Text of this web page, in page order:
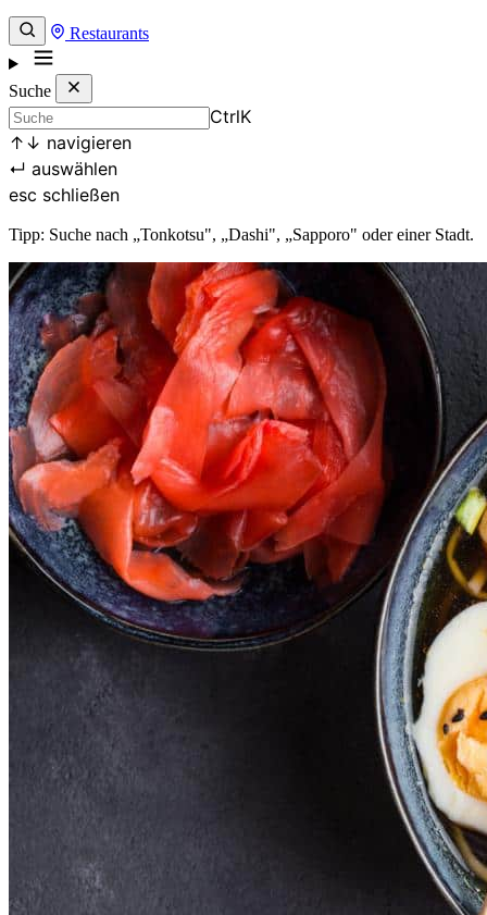
Restaurants
Suche
CtrlK
↑ ↓ navigieren
↵ auswählen
esc schließen
Tipp: Suche nach „Tonkotsu", „Dashi", „Sapporo" oder einer Stadt.